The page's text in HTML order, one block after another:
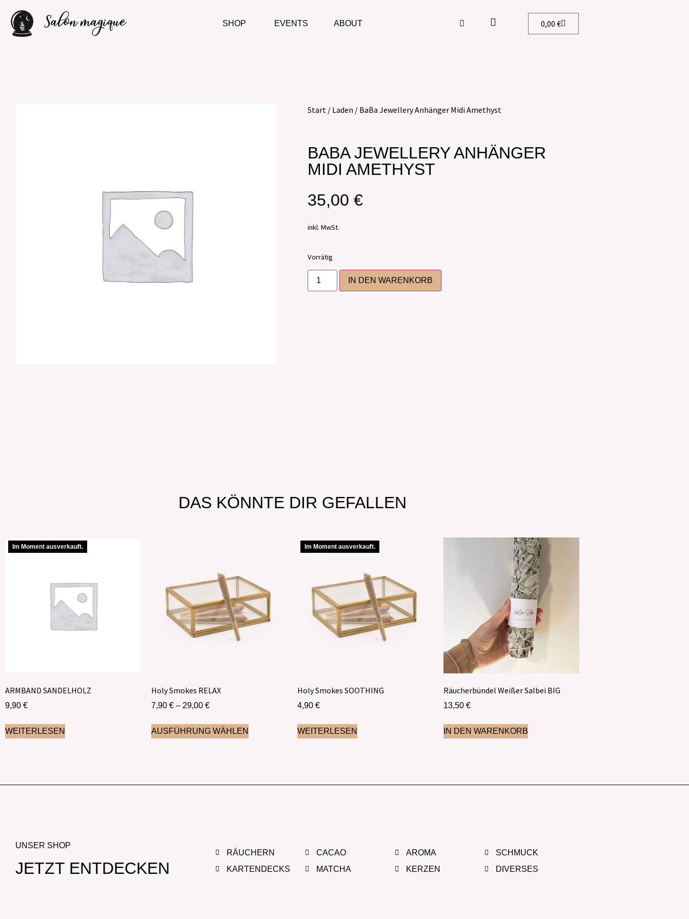
Salon magique SHOP EVENTS ABOUT 0,00€
Start / Laden / BaBa Jewellery Anhänger Midi Amethyst
BABA JEWELLERY ANHÄNGER
MIDI AMETHYST
35,00 €
inkl. MwSt.
Vorrätig
IN DEN WARENKORB
DAS KÖNNTE DIR GEFALLEN
Im Moment ausverkauft.
ARMBAND SANDELHOLZ
9,90 €
WEITERLESEN
Holy Smokes RELAX
7,90 € – 29,00 €
AUSFÜHRUNG WÄHLEN
Im Moment ausverkauft.
Holy Smokes SOOTHING
4,90 €
WEITERLESEN
Räucherbündel Weißer Salbei BIG
13,50 €
IN DEN WARENKORB
UNSER SHOP
JETZT ENTDECKEN
RÄUCHERN
KARTENDECKS
CACAO
MATCHA
AROMA
KERZEN
SCHMUCK
DIVERSES